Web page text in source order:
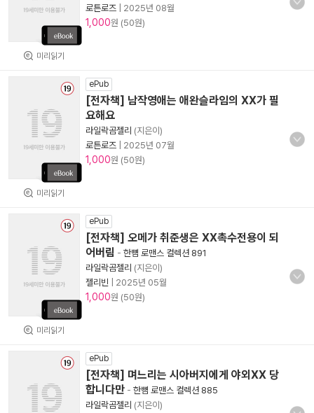
미리읽기
로튼로즈
2025년 08월
1,000원 (50원)
미리읽기
ePub
[전자책] 남작영애는 애완슬라임의 XX가 필
요해요
라일락곰젤리 (지은이)
로튼로즈
2025년 07월
1,000원 (50원)
미리읽기
ePub
[전자책] 오메가 취준생은 XX촉수전용이 되
어버림 - 한뼘 로맨스 컬렉션 891
라일락곰젤리 (지은이)
젤리빈
2025년 05월
1,000원 (50원)
ePub
[전자책] 며느리는 시아버지에게 야외XX 당
합니다만 - 한뼘 로맨스 컬렉션 885
라일락곰젤리 (지은이)